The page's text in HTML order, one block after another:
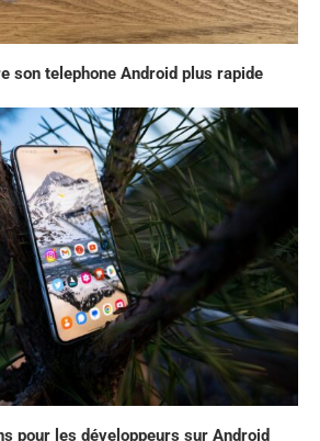
son telephone Android plus rapide
pour les développeurs sur Android